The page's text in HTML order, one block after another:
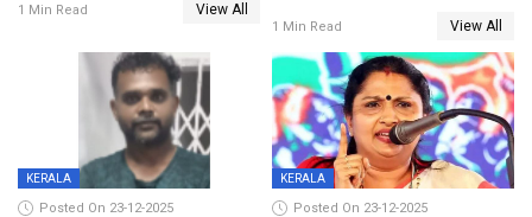
രൂക്ഷം
1 Min Read View All
ഗുരുതരാവസ്ഥയിൽ
1 Min Read View All
KERALA
Posted On 23-12-2025
KERALA
Posted On 23-12-2025